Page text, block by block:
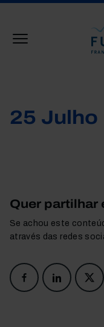
25 Julho
Quer partilhar
Se achou este
através das redes